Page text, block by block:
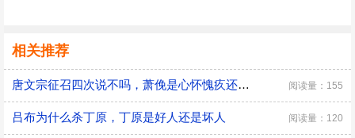
相关推荐
唐文宗征召四次说不吗，萧俛是心怀愧疚还是居功自傲 阅读量：155
吕布为什么杀丁原，丁原是好人还是坏人 阅读量：120